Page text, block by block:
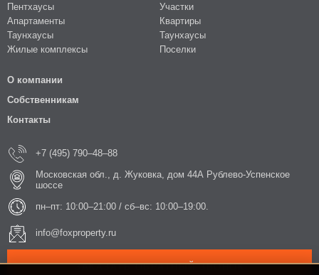
Пентхаусы
Апартаменты
Таунхаусы
Жилые комплексы
Участки
Квартиры
Таунхаусы
Поселки
О компании
Собственникам
Контакты
+7 (495) 790–48–88
Московская обл., д. Жуковка, дом 44А Рублево-Успенское
шоссе
пн–пт: 10:00–21:00 / сб–вс: 10:00–19:00.
info@foxproperty.ru
ЗАКАЗАТЬ ОБРАТНЫЙ ЗВОНОК